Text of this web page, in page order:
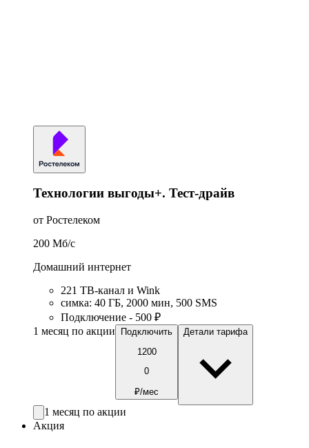
Технологии выгоды+. Тест-драйв
от Ростелеком
200 Мб/c
Домашний интернет
221 ТB-канал и Wink
симка: 40 ГБ, 2000 мин, 500 SMS
Подключение - 500 ₽
1 месяц по акции
Подключить
1200
0
₽/мес
Детали тарифа
1 месяц по акции
Акция